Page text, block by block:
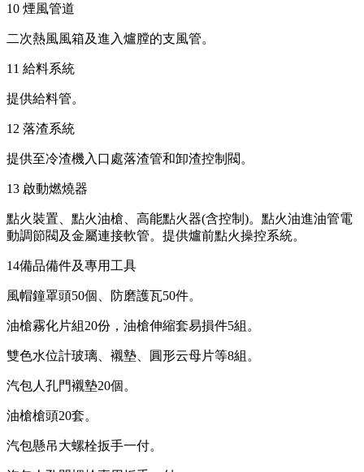
10 煙風管道
二次熱風風箱及進入爐膛的支風管。
11 給料系統
提供給料管。
12 落渣系統
提供至冷渣機入口處落渣管和卸渣控制閥。
13 啟動燃燒器
點火裝置、點火油槍、高能點火器(含控制)。點火油進油管電
動調節閥及金屬連接軟管。提供爐前點火操控系統。
14備品備件及專用工具
風帽鐘罩頭50個、防磨護瓦50件。
油槍霧化片組20份，油槍伸縮套易損件5組。
雙色水位計玻璃、襯墊、圓形云母片等8組。
汽包人孔門襯墊20個。
油槍槍頭20套。
汽包懸吊大螺栓扳手一付。